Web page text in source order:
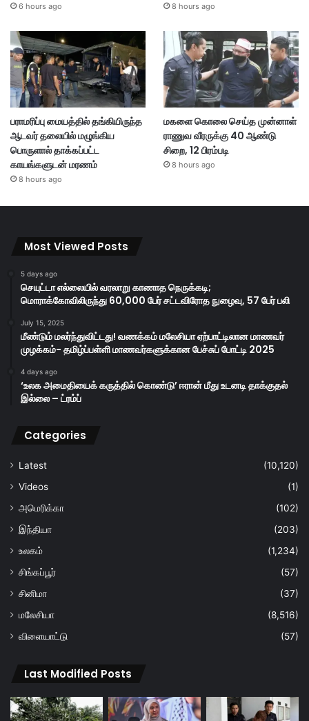
6 hours ago 8 hours ago
பராமரிப்பு மையத்தில் தங்கியிருந்த
ஆடவர் தலையில் மழுங்கிய
பொருளால் தாக்கப்பட்ட
காயங்களுடன் மரணம்
8 hours ago
மகளை கொலை செய்த முன்னாள்
ராணுவ வீரருக்கு 40 ஆண்டு
சிறை, 12 பிரம்படி
8 hours ago
Most Viewed Posts
5 days ago
செயுட்டா எல்லையில் வரலாறு காணாத நெருக்கடி;
மொராக்கோவிலிருந்து 60,000 பேர் சட்டவிரோத நுழைவு, 57 பேர் பலி
July 15, 2025
மீண்டும் மலர்ந்துவிட்டது! வணக்கம் மலேசியா ஏற்பாட்டிலான மாணவர்
முழக்கம்- தமிழ்ப்பள்ளி மாணவர்களுக்கான பேச்சுப் போட்டி 2025
4 days ago
‘உலக அமைதியைக் கருத்தில் கொண்டு’ ஈரான் மீது உடனடி தாக்குதல்
இல்லை – ட்ரம்ப்
Categories
Latest
(10,120)
Videos
(1)
அமெரிக்கா
(102)
இந்தியா
(203)
உலகம்
(1,234)
சிங்கப்பூர்
(57)
சினிமா
(37)
மலேசியா
(8,516)
விளையாட்டு
(57)
Last Modified Posts